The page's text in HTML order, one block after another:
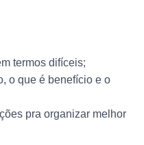
termos difíceis;
o que é benefício e o
pra organizar melhor